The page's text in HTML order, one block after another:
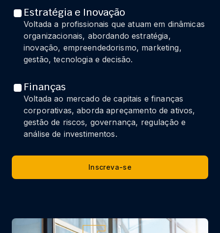
Estratégia e Inovação
Voltada a profissionais que atuam em dinâmicas
organizacionais, abordando estratégia,
inovação, empreendedorismo, marketing,
gestão, tecnologia e decisão.
Finanças
Voltada ao mercado de capitais e finanças
corporativas, aborda apreçamento de ativos,
gestão de riscos, governança, regulação e
análise de investimentos.
Inscreva-se